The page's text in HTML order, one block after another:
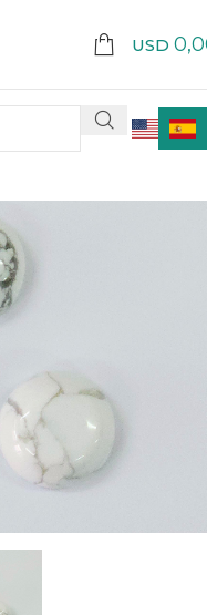
USD